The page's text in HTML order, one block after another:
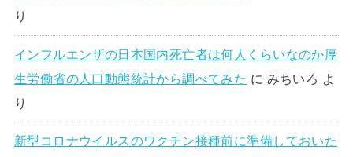
り
インフルエンザの日本国内死亡者は何人くらいなのか厚
生労働省の人口動態統計から調べてみた に みちいろ よ
り
新型コロナウイルスのワクチン接種前に準備しておいた